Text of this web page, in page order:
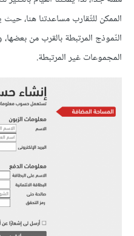
الممكن للتّقارب مساعدتنا هنا،
النّموذج المرتبطة بالقرب من
المجموعات غير المرتبطة.